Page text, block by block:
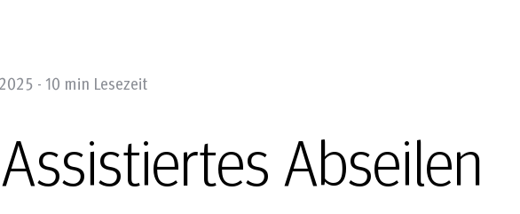
- 10 min Lesezeit
Abseilen